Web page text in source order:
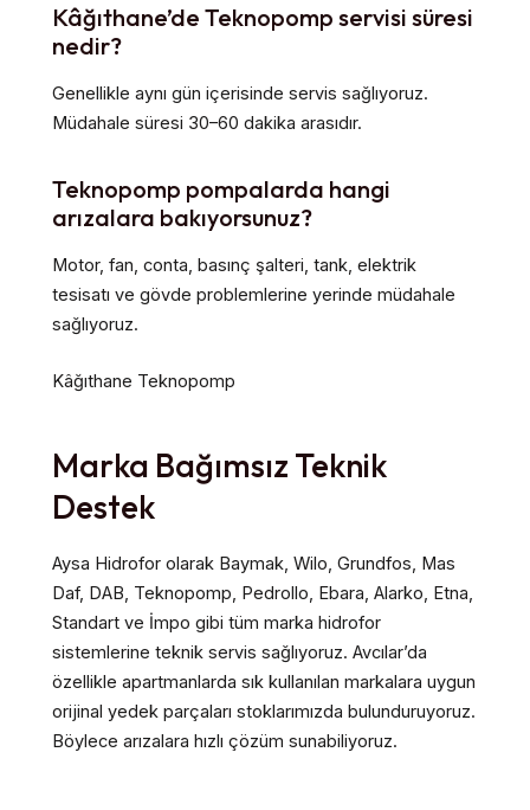
Kâğıthane’de Teknopomp servisi süresi
nedir?
Genellikle aynı gün içerisinde servis sağlıyoruz.
Müdahale süresi 30–60 dakika arasıdır.
Teknopomp pompalarda hangi
arızalara bakıyorsunuz?
Motor, fan, conta, basınç şalteri, tank, elektrik
tesisatı ve gövde problemlerine yerinde müdahale
sağlıyoruz.
Kâğıthane Teknopomp
Marka Bağımsız Teknik
Destek
Aysa Hidrofor olarak Baymak, Wilo, Grundfos, Mas
Daf, DAB, Teknopomp, Pedrollo, Ebara, Alarko, Etna,
Standart ve İmpo gibi tüm marka hidrofor
sistemlerine teknik servis sağlıyoruz. Avcılar’da
özellikle apartmanlarda sık kullanılan markalara uygun
orijinal yedek parçaları stoklarımızda bulunduruyoruz.
Böylece arızalara hızlı çözüm sunabiliyoruz.